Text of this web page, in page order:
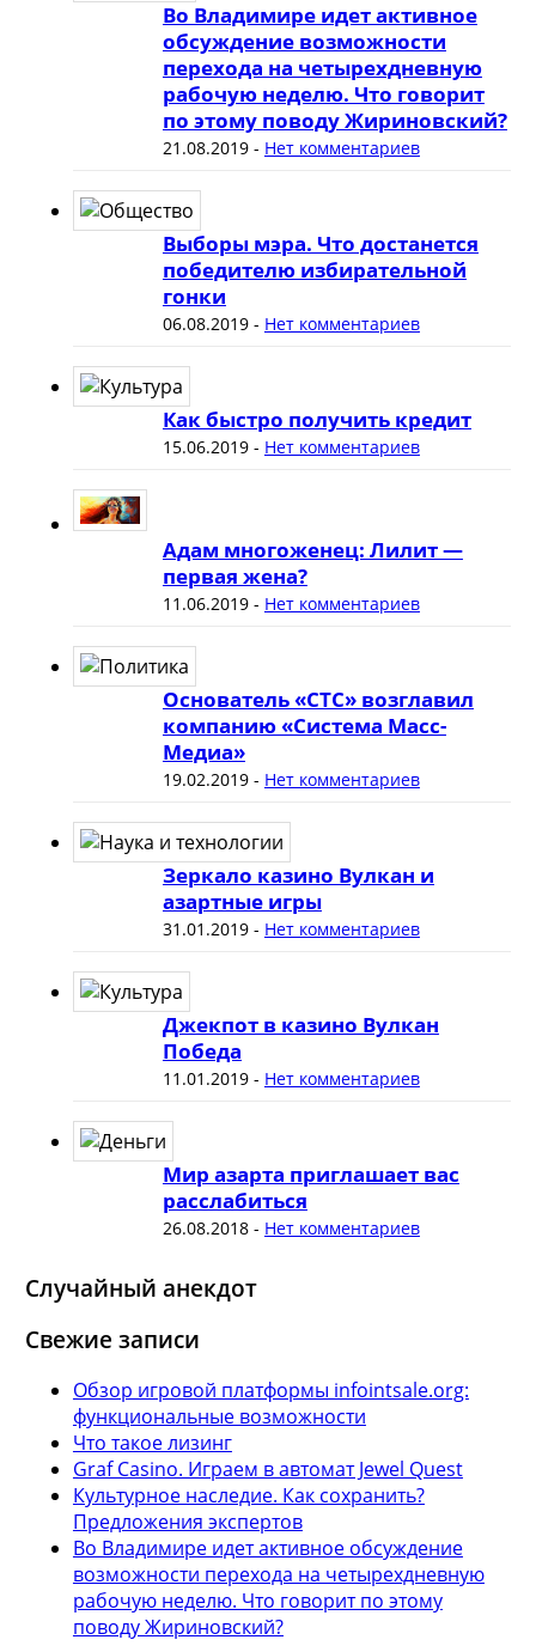
Во Владимире идет активное
обсуждение возможности
перехода на четырехдневную
рабочую неделю. Что говорит
по этому поводу Жириновский?
21.08.2019- Нет комментариев
Выборы мэра. Что достанется
победителю избирательной
гонки
06.08.2019- Нет комментариев
Как быстро получить кредит
15.06.2019- Нет комментариев
Адам многоженец: Лилит —
первая жена?
11.06.2019- Нет комментариев
Основатель «СТС» возглавил
компанию «Система Масс-
Медиа»
19.02.2019- Нет комментариев
Зеркало казино Вулкан и
азартные игры
31.01.2019- Нет комментариев
Джекпот в казино Вулкан
Победа
11.01.2019- Нет комментариев
Мир азарта приглашает вас
расслабиться
26.08.2018- Нет комментариев
Случайный анекдот
Свежие записи
Обзор игровой платформы infointsale.org:
функциональные возможности
Что такое лизинг
Graf Casino. Играем в автомат Jewel Quest
Культурное наследие. Как сохранить?
Предложения экспертов
Во Владимире идет активное обсуждение
возможности перехода на четырехдневную
рабочую неделю. Что говорит по этому
поводу Жириновский?